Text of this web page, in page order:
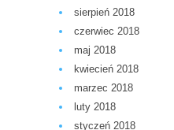
sierpień 2018
czerwiec 2018
maj 2018
kwiecień 2018
marzec 2018
luty 2018
styczeń 2018